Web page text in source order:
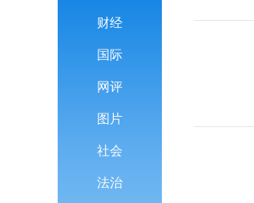
财经
国际
网评
图片
社会
法治